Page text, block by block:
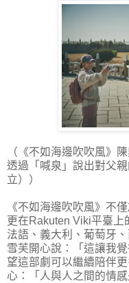
（《不如海邊吹吹風》
透過「喊泉」說出對父
立））
《不如海邊吹吹風》不
更在Rakuten Viki平臺上
法語、義大利、葡萄牙
雪芙開心說：「這讓我
望這部劇可以繼續陪伴
心：「人與人之間的情